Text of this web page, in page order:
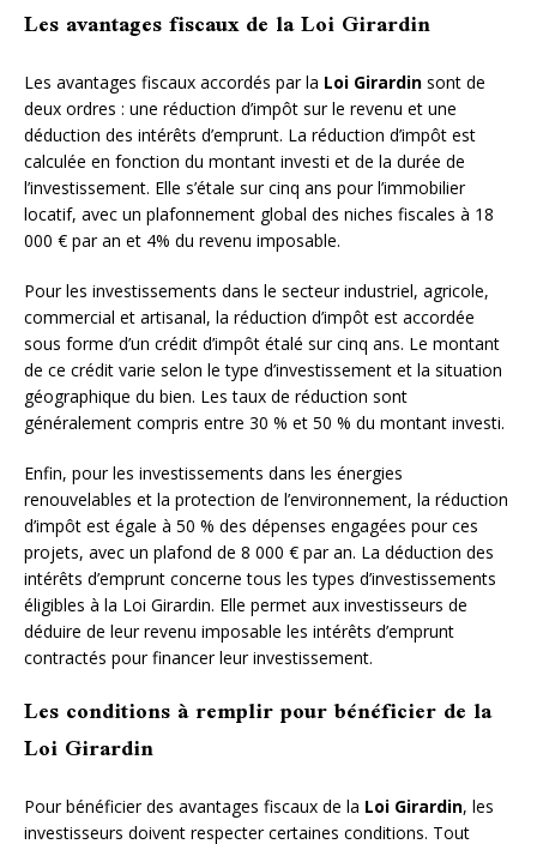
Les avantages fiscaux de la Loi Girardin
Les avantages fiscaux accordés par la Loi Girardin sont de
deux ordres : une réduction d’impôt sur le revenu et une
déduction des intérêts d’emprunt. La réduction d’impôt est
calculée en fonction du montant investi et de la durée de
l’investissement. Elle s’étale sur cinq ans pour l’immobilier
locatif, avec un plafonnement global des niches fiscales à 18
000 € par an et 4% du revenu imposable.
Pour les investissements dans le secteur industriel, agricole,
commercial et artisanal, la réduction d’impôt est accordée
sous forme d’un crédit d’impôt étalé sur cinq ans. Le montant
de ce crédit varie selon le type d’investissement et la situation
géographique du bien. Les taux de réduction sont
généralement compris entre 30 % et 50 % du montant investi.
Enfin, pour les investissements dans les énergies
renouvelables et la protection de l’environnement, la réduction
d’impôt est égale à 50 % des dépenses engagées pour ces
projets, avec un plafond de 8 000 € par an. La déduction des
intérêts d’emprunt concerne tous les types d’investissements
éligibles à la Loi Girardin. Elle permet aux investisseurs de
déduire de leur revenu imposable les intérêts d’emprunt
contractés pour financer leur investissement.
Les conditions à remplir pour bénéficier de la
Loi Girardin
Pour bénéficier des avantages fiscaux de la Loi Girardin, les
investisseurs doivent respecter certaines conditions. Tout